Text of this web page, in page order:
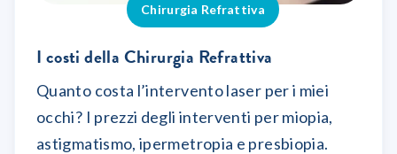
Chirurgia Refrattiva
I costi della Chirurgia Refrattiva
Quanto costa l’intervento laser per i miei
occhi? I prezzi degli interventi per miopia,
astigmatismo, ipermetropia e presbiopia.